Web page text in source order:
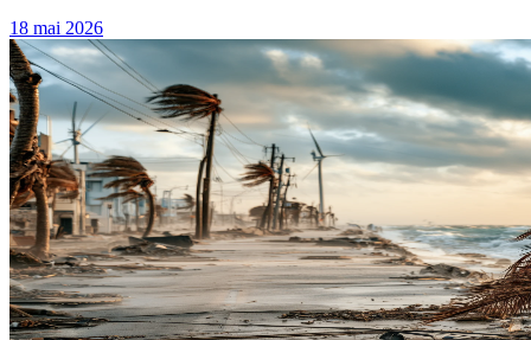
18 mai 2026